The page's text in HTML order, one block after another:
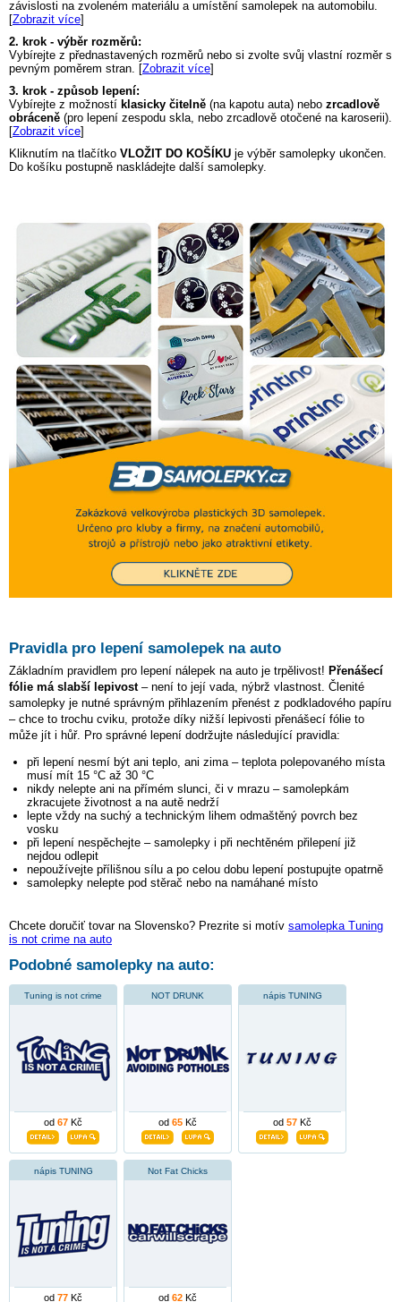
závislosti na zvoleném materiálu a umístění samolepek na automobilu.
[Zobrazit více]
2. krok - výběr rozměrů:
Vybírejte z přednastavených rozměrů nebo si zvolte svůj vlastní rozměr s
pevným poměrem stran. [Zobrazit více]
3. krok - způsob lepení:
Vybírejte z možností klasicky čitelně (na kapotu auta) nebo zrcadlově
obráceně (pro lepení zespodu skla, nebo zrcadlově otočené na karoserii).
[Zobrazit více]
Kliknutím na tlačítko VLOŽIT DO KOŠÍKU je výběr samolepky ukončen.
Do košíku postupně naskládejte další samolepky.
Pravidla pro lepení samolepek na auto
Základním pravidlem pro lepení nálepek na auto je trpělivost! Přenášecí
fólie má slabší lepivost– není to její vada, nýbrž vlastnost. Členité
samolepky je nutné správným přihlazením přenést z podkladového papíru
– chce to trochu cviku, protože díky nižší lepivosti přenášecí fólie to
může jít i hůř. Pro správné lepení dodržujte následující pravidla:
při lepení nesmí být ani teplo, ani zima – teplota polepovaného místa
musí mít 15 °C až 30 °C
nikdy nelepte ani na přímém slunci, či v mrazu – samolepkám
zkracujete životnost a na autě nedrží
lepte vždy na suchý a technickým lihem odmaštěný povrch bez
vosku
při lepení nespěchejte – samolepky i při nechtěném přilepení již
nejdou odlepit
nepoužívejte přílišnou sílu a po celou dobu lepení postupujte opatrně
samolepky nelepte pod stěrač nebo na namáhané místo
Chcete doručiť tovar na Slovensko? Prezrite si motív samolepka Tuning
is not crime na auto
Podobné samolepky na auto:
Tuning is not crime
od 67 Kč
NOT DRUNK
od 65 Kč
nápis TUNING
od 57 Kč
nápis TUNING
od 77 Kč
Not Fat Chicks
od 62 Kč